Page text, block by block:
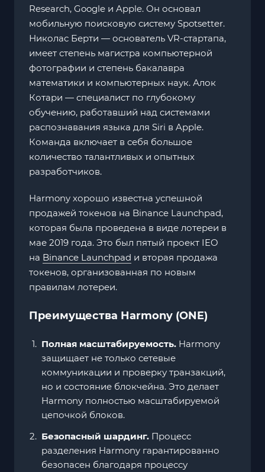
Research, Google и Apple. Он основал
мобильную поисковую систему Spotsetter.
Николас Берти — основатель VR-стартапа,
имеет степень магистра компьютерной
фотографии и степень бакалавра
математики и компьютерных наук. Алок
Котари — специалист по глубокому
обучению, работавший над системами
распознавания языка для Siri в Apple.
Команда включает в себя большое
количество талантливых и опытных
разработчиков.
Harmony хорошо известна успешной
продажей токенов на Binance Launchpad,
которая была проведена в виде лотереи в
мае 2019 года. Это был пятый проект IEO
на Binance Launchpad и вторая продажа
токенов, организованная по новым
правилам лотереи.
Преимущества Harmony (ONE)
Полная масштабируемость. Harmony
защищает не только сетевые
коммуникации и проверку транзакций,
но и состояние блокчейна. Это делает
Harmony полностью масштабируемой
цепочкой блоков.
Безопасный шардинг. Процесс
разделения Harmony гарантированно
безопасен благодаря процессу